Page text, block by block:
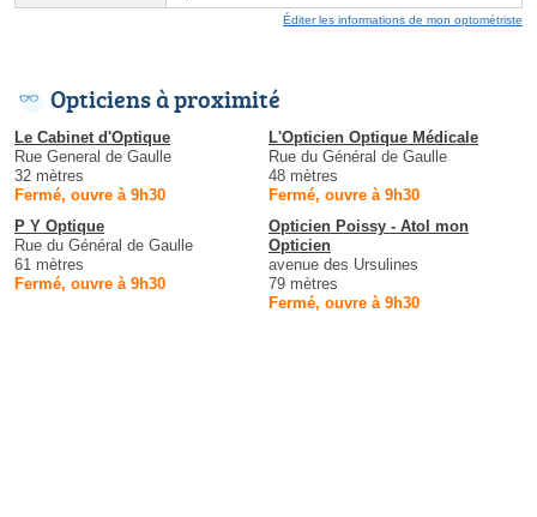
Éditer les informations de mon optométriste
Opticiens à proximité
Le Cabinet d'Optique
Rue General de Gaulle
32 mètres
Fermé, ouvre à 9h30
L'Opticien Optique Médicale
Rue du Général de Gaulle
48 mètres
Fermé, ouvre à 9h30
P Y Optique
Rue du Général de Gaulle
61 mètres
Fermé, ouvre à 9h30
Opticien Poissy - Atol mon
Opticien
avenue des Ursulines
79 mètres
Fermé, ouvre à 9h30